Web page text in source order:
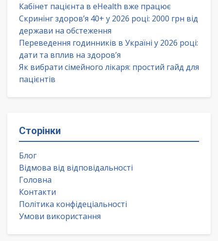
Кабінет пацієнта в eHealth вже працює
Скринінг здоров’я 40+ у 2026 році: 2000 грн від
держави на обстеження
Переведення годинників в Україні у 2026 році:
дати та вплив на здоров’я
Як вибрати сімейного лікаря: простий гайд для
пацієнтів
Сторінки
Блог
Відмова від відповідальності
Головна
Контакти
Політика конфідеціальності
Умови використання